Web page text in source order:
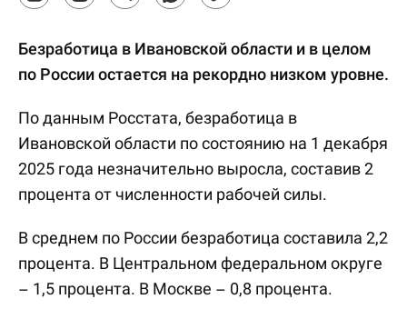
Безработица в Ивановской области и в целом
по России остается на рекордно низком уровне.
По данным Росстата, безработица в
Ивановской области по состоянию на 1 декабря
2025 года незначительно выросла, составив 2
процента от численности рабочей силы.
В среднем по России безработица составила 2,2
процента. В Центральном федеральном округе
– 1,5 процента. В Москве – 0,8 процента.